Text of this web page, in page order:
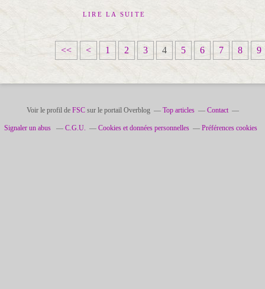
LIRE LA SUITE
<< < 1 2 3 4 5 6 7 8 9
Voir le profil de FSCsur le portail Overblog Top articles Contact
Signaler un abus C.G.U. Cookies et données personnelles Préférences cookies